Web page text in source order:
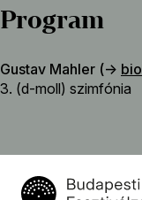
Program
Gustav Mahler (→ bio
3. (d-moll) szimfónia
Közreműködők